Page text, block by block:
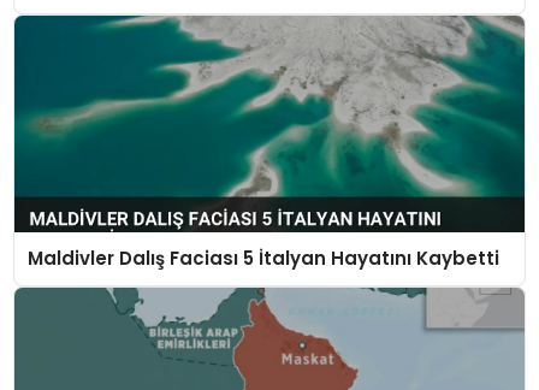
Maldivler Dalış Faciası 5 İtalyan Hayatını Kaybetti